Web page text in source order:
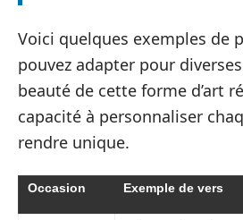
Voici quelques exemples de
pouvez adapter pour
beauté de cette forme d’art
capacité à personnaliser
rendre unique.
Occasion Exemple de vers